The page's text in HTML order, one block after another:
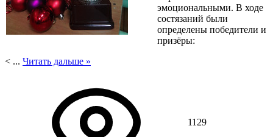
эмоциональными. В ходе
состязаний были
определены победители и
призёры:
< ... Читать дальше »
1129